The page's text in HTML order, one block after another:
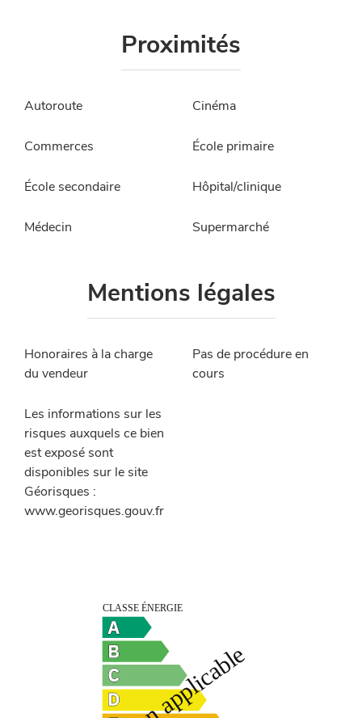
Proximités
Autoroute Cinéma
Commerces École primaire
École secondaire Hôpital/clinique
Médecin Supermarché
Mentions légales
Honoraires à la charge
du vendeur
Pas de procédure en
cours
Les informations sur les
risques auxquels ce bien
est exposé sont
disponibles sur le site
Géorisques :
www.georisques.gouv.fr